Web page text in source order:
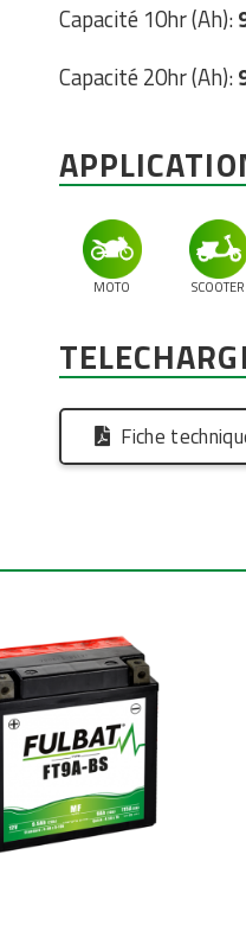
Capacité 10hr (Ah):
Capacité 20hr (Ah):
MOTO SCOOTER
Fiche